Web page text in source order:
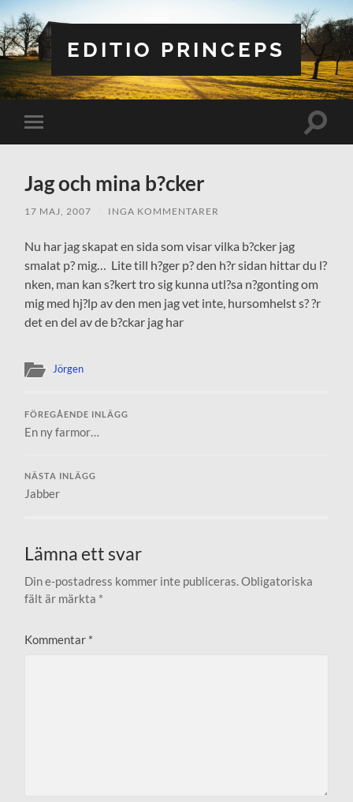
EDITIO PRINCEPS
Slå
på/av
Slå
Jag och mina b?cker
17 MAJ, 2007 INGA KOMMENTARER
Nu har jag skapat en sida som visar vilka b?cker jag
smalat p? mig… Lite till h?ger p? den h?r sidan hittar du l?
nken, man kan s?kert tro sig kunna utl?sa n?gonting om
mig med hj?lp av den men jag vet inte, hursomhelst s? ?r
det en del av de b?ckar jag har
Jörgen
FÖREGÅENDE INLÄGG
En ny farmor…
NÄSTA INLÄGG
Jabber
Lämna ett svar
Din e-postadress kommer inte publiceras. Obligatoriska
fält är märkta *
Kommentar *